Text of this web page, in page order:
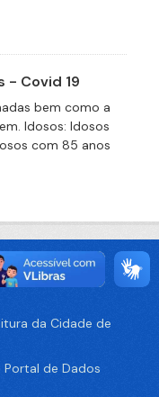
- Covid 19
bem como a
Idosos: Idosos
com 85 anos
da Cidade de
de Dados